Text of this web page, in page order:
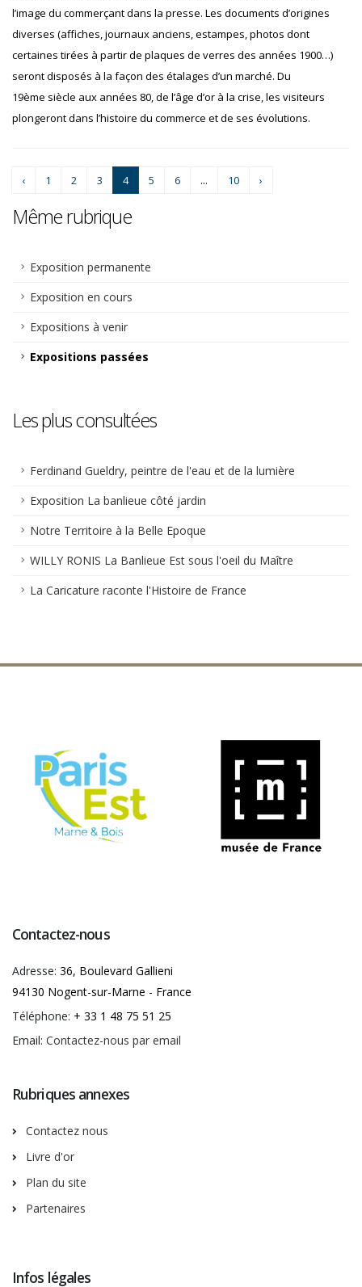
l’image du commerçant dans la presse. Les documents d’origines
diverses (affiches, journaux anciens, estampes, photos dont
certaines tirées à partir de plaques de verres des années 1900…)
seront disposés à la façon des étalages d’un marché. Du
19ème siècle aux années 80, de l’âge d’or à la crise, les visiteurs
plongeront dans l’histoire du commerce et de ses évolutions.
‹ 1 2 3 4 5 6 ... 10 ›
Même rubrique
Exposition permanente
Exposition en cours
Expositions à venir
Expositions passées
Les plus consultées
Ferdinand Gueldry, peintre de l'eau et de la lumière
Exposition La banlieue côté jardin
Notre Territoire à la Belle Epoque
WILLY RONIS La Banlieue Est sous l'oeil du Maître
La Caricature raconte l'Histoire de France
Contactez-nous
Adresse: 36, Boulevard Gallieni
94130 Nogent-sur-Marne - France
Téléphone: + 33 1 48 75 51 25
Email: Contactez-nous par email
Rubriques annexes
Contactez nous
Livre d'or
Plan du site
Partenaires
Infos légales